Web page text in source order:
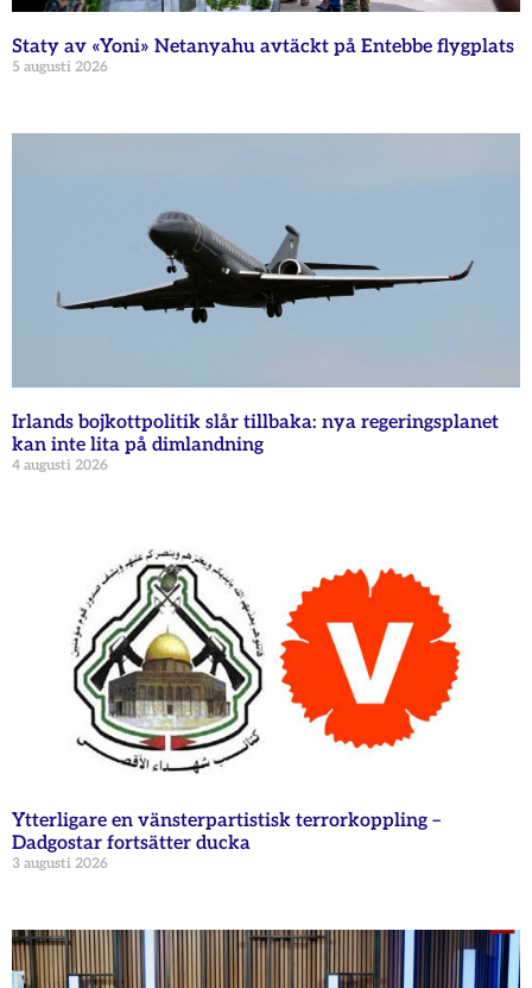
Staty av «Yoni» Netanyahu avtäckt på Entebbe flygplats
5 augusti 2026
Irlands bojkottpolitik slår tillbaka: nya regeringsplanet
kan inte lita på dimlandning
4 augusti 2026
Ytterligare en vänsterpartistisk terrorkoppling –
Dadgostar fortsätter ducka
3 augusti 2026